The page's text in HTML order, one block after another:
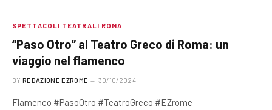
SPETTACOLI TEATRALI ROMA
“Paso Otro” al Teatro Greco di Roma: un
viaggio nel flamenco
BY REDAZIONE EZROME 30/10/2024
Flamenco #PasoOtro #TeatroGreco #EZrome